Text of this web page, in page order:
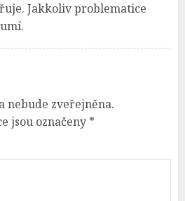
Jakkoliv problematice
nebude zveřejněna.
jsou označeny *